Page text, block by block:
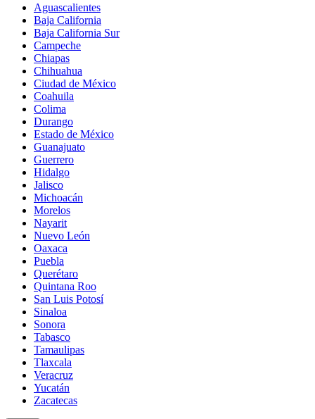
Aguascalientes
Baja California
Baja California Sur
Campeche
Chiapas
Chihuahua
Ciudad de México
Coahuila
Colima
Durango
Estado de México
Guanajuato
Guerrero
Hidalgo
Jalisco
Michoacán
Morelos
Nayarit
Nuevo León
Oaxaca
Puebla
Querétaro
Quintana Roo
San Luis Potosí
Sinaloa
Sonora
Tabasco
Tamaulipas
Tlaxcala
Veracruz
Yucatán
Zacatecas